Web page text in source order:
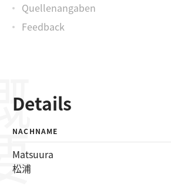
Quellenangaben
Feedback
Details
概要
NACHNAME
Matsuura
松浦